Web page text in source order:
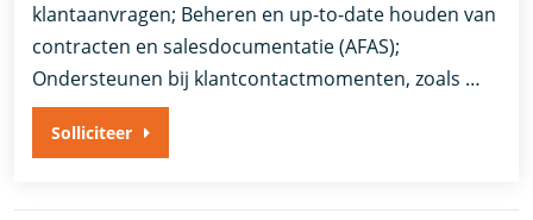
klantaanvragen; Beheren en up-to-date houden van
contracten en salesdocumentatie (AFAS);
Ondersteunen bij klantcontactmomenten, zoals …
Solliciteer